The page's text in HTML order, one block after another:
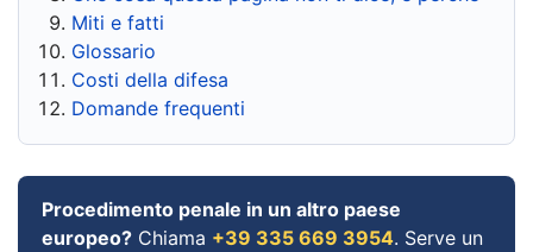
Miti e fatti
Glossario
Costi della difesa
Domande frequenti
Procedimento penale in un altro paese
europeo? Chiama +39 335 669 3954. Serve un